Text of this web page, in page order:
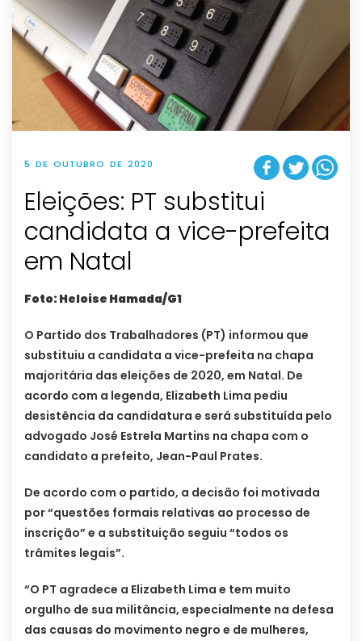
5 DE OUTUBRO DE 2020
Eleições: PT substitui
candidata a vice-prefeita
em Natal
Foto: Heloise Hamada/G1
O Partido dos Trabalhadores (PT) informou que
substituiu a candidata a vice-prefeita na chapa
majoritária das eleições de 2020, em Natal. De
acordo com a legenda, Elizabeth Lima pediu
desistência da candidatura e será substituída pelo
advogado José Estrela Martins na chapa com o
candidato a prefeito, Jean-Paul Prates.
De acordo com o partido, a decisão foi motivada
por “questões formais relativas ao processo de
inscrição” e a substituição seguiu “todos os
trâmites legais”.
“O PT agradece a Elizabeth Lima e tem muito
orgulho de sua militância, especialmente na defesa
das causas do movimento negro e de mulheres,